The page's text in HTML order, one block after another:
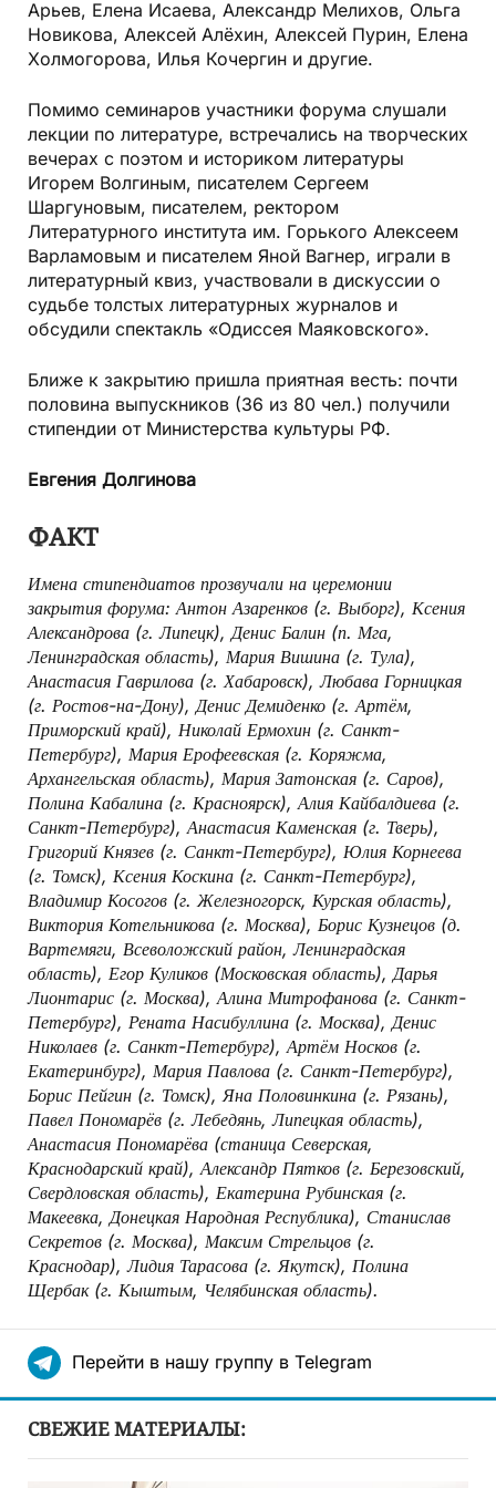
Арьев, Елена Исаева, Александр Мелихов, Ольга
Новикова, Алексей Алёхин, Алексей Пурин, Елена
Холмогорова, Илья Кочергин и другие.
Помимо семинаров участники форума слушали
лекции по литературе, встречались на творческих
вечерах с поэтом и историком литературы
Игорем Волгиным, писателем Сергеем
Шаргуновым, писателем, ректором
Литературного института им. Горького Алексеем
Варламовым и писателем Яной Вагнер, играли в
литературный квиз, участвовали в дискуссии о
судьбе толстых литературных журналов и
обсудили спектакль «Одиссея Маяковского».
Ближе к закрытию пришла приятная весть: почти
половина выпускников (36 из 80 чел.) получили
стипендии от Министерства культуры РФ.
Евгения Долгинова
ФАКТ
Имена стипендиатов прозвучали на церемонии
закрытия форума: Антон Азаренков (г. Выборг), Ксения
Александрова (г. Липецк), Денис Балин (п. Мга,
Ленинградская область), Мария Вишина (г. Тула),
Анастасия Гаврилова (г. Хабаровск), Любава Горницкая
(г. Ростов-на-Дону), Денис Демиденко (г. Артём,
Приморский край), Николай Ермохин (г. Санкт-
Петербург), Мария Ерофеевская (г. Коряжма,
Архангельская область), Мария Затонская (г. Саров),
Полина Кабалина (г. Красноярск), Алия Кайбалдиева (г.
Санкт-Петербург), Анастасия Каменская (г. Тверь),
Григорий Князев (г. Санкт-Петербург), Юлия Корнеева
(г. Томск), Ксения Коскина (г. Санкт-Петербург),
Владимир Косогов (г. Железногорск, Курская область),
Виктория Котельникова (г. Москва), Борис Кузнецов (д.
Вартемяги, Всеволожский район, Ленинградская
область), Егор Куликов (Московская область), Дарья
Лионтарис (г. Москва), Алина Митрофанова (г. Санкт-
Петербург), Рената Насибуллина (г. Москва), Денис
Николаев (г. Санкт-Петербург), Артём Носков (г.
Екатеринбург), Мария Павлова (г. Санкт-Петербург),
Борис Пейгин (г. Томск), Яна Половинкина (г. Рязань),
Павел Пономарёв (г. Лебедянь, Липецкая область),
Анастасия Пономарёва (станица Северская,
Краснодарский край), Александр Пятков (г. Березовский,
Свердловская область), Екатерина Рубинская (г.
Макеевка, Донецкая Народная Республика), Станислав
Секретов (г. Москва), Максим Стрельцов (г.
Краснодар), Лидия Тарасова (г. Якутск), Полина
Щербак (г. Кыштым, Челябинская область).
Перейти в нашу группу в Telegram
СВЕЖИЕ МАТЕРИАЛЫ: